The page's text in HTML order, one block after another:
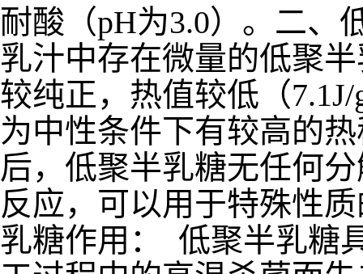
耐酸（pH为3.0）。 二、
乳汁中存在微量的低聚
较纯正，热值较低（
为中性条件下有较高的
后，低聚半乳糖无任何
反应，可以用于特殊性
乳糖作用：
低聚半乳糖